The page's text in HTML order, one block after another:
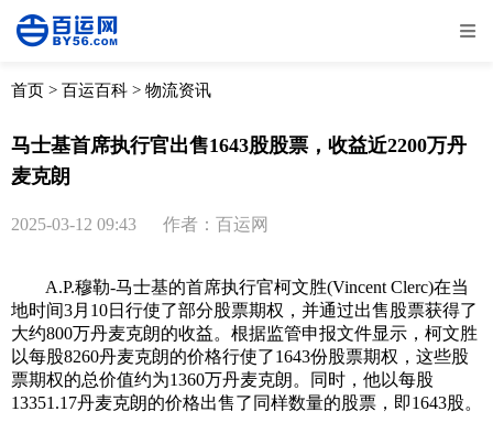
全部 物流资讯
首页 > 百运百科 > 物流资讯
马士基首席执行官出售1643股股票，收益近2200万丹
麦克朗
2025-03-12 09:43 作者：百运网
A.P.穆勒-马士基的首席执行官柯文胜(Vincent Clerc)在当
地时间3月10日行使了部分股票期权，并通过出售股票获得了
大约800万丹麦克朗的收益。根据监管申报文件显示，柯文胜
以每股8260丹麦克朗的价格行使了1643份股票期权，这些股
票期权的总价值约为1360万丹麦克朗。同时，他以每股
13351.17丹麦克朗的价格出售了同样数量的股票，即1643股。